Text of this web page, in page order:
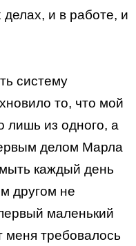
и в работе, и
систему
то, что мой
лишь из одного, а
делом Марла
каждый день
другом не
маленький
меня требовалось